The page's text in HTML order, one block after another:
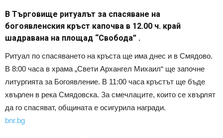
В Търговище ритуалът за спасяване на
богоявленския кръст капочва в 12.00 ч. край
шадравана на площад “Свобода” .
Ритуал по спасяването на кръста ще има днес и в Смядово.
В 8:00 часа в храма „Свети Архангел Михаил“ ще започне
литургията за Богоявление. В 11:00 часа кръстът ще бъде
хвърлен в река Смядовска. За смечлаците, които се хвърлят
да го спасяват, общината е осигурила награди.
bnr.bg